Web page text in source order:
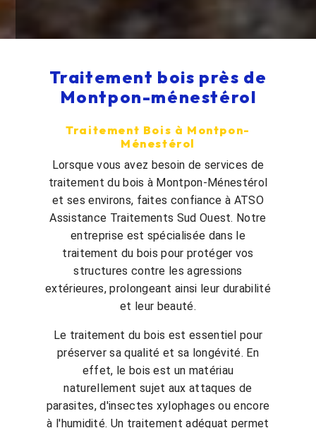
Traitement bois près de
Montpon-ménestérol
Traitement Bois à Montpon-
Ménestérol
Lorsque vous avez besoin de services de
traitement du bois à Montpon-Ménestérol
et ses environs, faites confiance à ATSO
Assistance Traitements Sud Ouest. Notre
entreprise est spécialisée dans le
traitement du bois pour protéger vos
structures contre les agressions
extérieures, prolongeant ainsi leur durabilité
et leur beauté.
Le traitement du bois est essentiel pour
préserver sa qualité et sa longévité. En
effet, le bois est un matériau
naturellement sujet aux attaques de
parasites, d'insectes xylophages ou encore
à l'humidité. Un traitement adéquat permet